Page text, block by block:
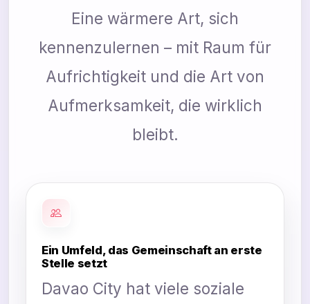
Eine wärmere Art, sich
kennenzulernen – mit Raum für
Aufrichtigkeit und die Art von
Aufmerksamkeit, die wirklich
bleibt.
Ein Umfeld, das Gemeinschaft an erste
Stelle setzt
Davao City hat viele soziale